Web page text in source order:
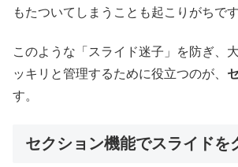
もたついてしまうことも起こりがちです
このような「スライド迷子」を防ぎ、
ッキリと管理するために役立つのが、
す。
セクション機能でスライドを